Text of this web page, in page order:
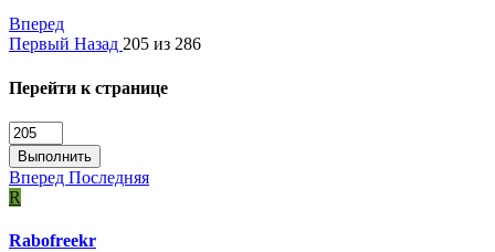
Вперед
Первый Назад 205 из 286
Перейти к странице
Выполнить
Вперед Последняя
R
Rabofreekr